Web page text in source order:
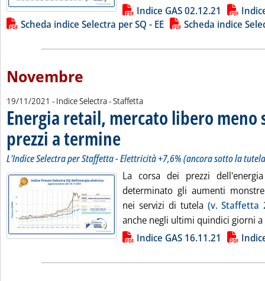
Lista allegati PDF alla notiziaIndice GAS 02.12.21
Scheda indice Selectra per SQ - EE
Scheda indice
Novembre
19/11/2021 - Indice Selectra - Staffetta
Energia retail, mercato libero meno
prezzi a termine
L'Indice Selectra per Staffetta - Elettricità +7,6% (ancora sotto la
La corsa dei prezzi
determinato gli aumenti
nei servizi di tutela (v. Staffetta
anche negli ultimi quindici giorni a
Lista allegati PDF alla notiziaIndice GAS 16.11.21